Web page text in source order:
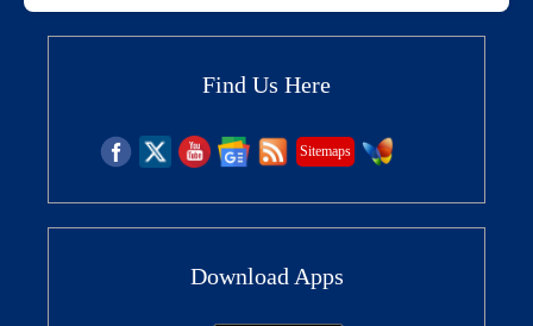
Find Us Here
Sitemaps
Download Apps